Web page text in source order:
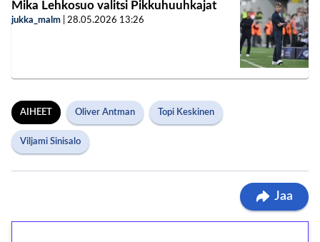
Mika Lehkosuo valitsi Pikkuhuuhkajat
jukka_malm 28.05.2026 13:26
AIHEET Oliver Antman Topi Keskinen
Viljami Sinisalo
Jaa